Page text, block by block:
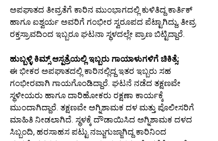
ಅಪಘಾತದ ತೀವ್ರತೆಗೆ ಕಾರಿನ ಮುಂಭಾಗದಲ್ಲಿ ಕುಳಿತಿದ್ದ ಕಾರ್ತಿಕ್
ಹಾಗೂ ಐಶ್ವರ್ಯ ಅವರಿಗೆ ಗಂಭೀರ ಸ್ವರೂಪದ ಪೆಟ್ಟಾಗಿದ್ದು, ತೀವ್ರ
ರಕ್ತಸ್ರಾವದಿಂದ ಇಬ್ಬರೂ ಘಟನಾ ಸ್ಥಳದಲ್ಲೇ ಪ್ರಾಣ ಬಿಟ್ಟಿದ್ದಾರೆ.
ಹುಬ್ಬಳ್ಳಿ ಕಿಮ್ಸ್‌ ಆಸ್ಪತ್ರೆಯಲ್ಲಿ ಇಬ್ಬರು ಗಾಯಾಳುಗಳಿಗೆ ಚಿಕಿತ್ಸೆ:
ಈ ಭೀಕರ ಅಪಘಾತದಲ್ಲಿ ಕಾರಿನಲ್ಲಿದ್ದ ಇತರ ಇಬ್ಬರು ಸಹ
ಗಂಭೀರವಾಗಿ ಗಾಯಗೊಂಡಿದ್ದಾರೆ. ಘಟನೆ ನಡೆದ ತಕ್ಷಣವೇ
ಸ್ಥಳೀಯರು ಹಾಗೂ ದಾರಿಹೋಕರು ರಕ್ಷಣಾ ಕಾರ್ಯಕ್ಕೆ
ಮುಂದಾಗಿದ್ದಾರೆ. ತಕ್ಷಣವೇ ಅಗ್ನಿಶಾಮಕ ದಳ ಮತ್ತು ಪೊಲೀಸರಿಗೆ
ಮಾಹಿತಿ ನೀಡಲಾಗಿದೆ. ಸ್ಥಳಕ್ಕೆ ದೌಡಾಯಿಸಿದ ಅಗ್ನಿಶಾಮಕ ದಳದ
ಸಿಬ್ಬಂದಿ, ಹರಸಾಹಸ ಪಟ್ಟು ನಜ್ಜುಗುಜ್ಜಾಗಿದ್ದ ಕಾರಿನಿಂದ